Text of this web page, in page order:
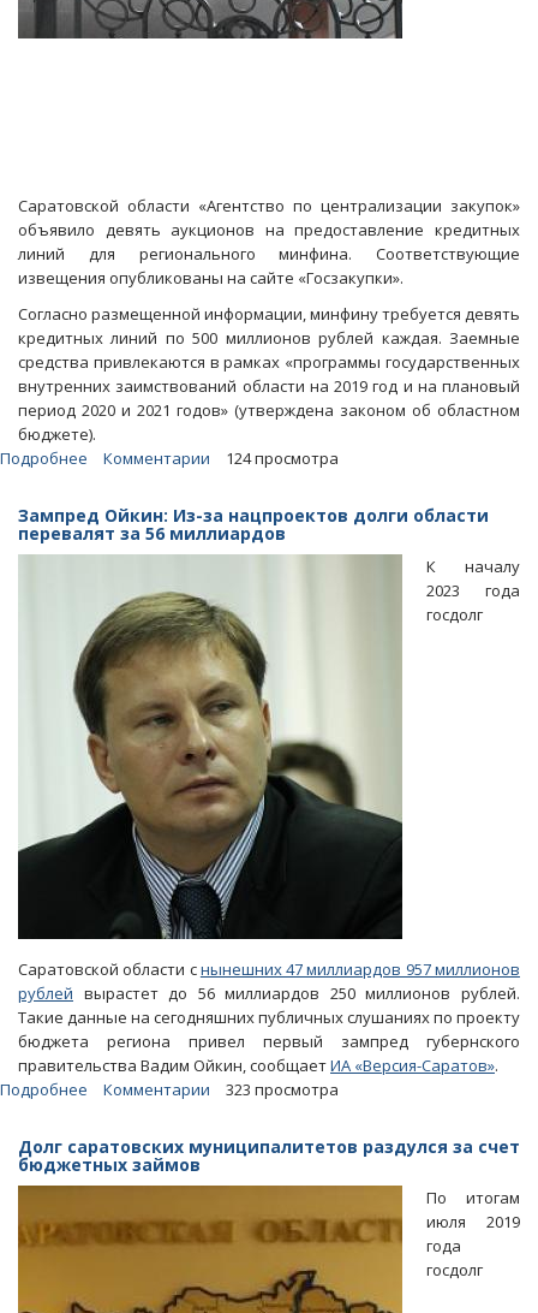
Саратовской области «Агентство по централизации закупок»
объявило девять аукционов на предоставление кредитных
линий для регионального минфина. Соответствующие
извещения опубликованы на сайте «Госзакупки».
Согласно размещенной информации, минфину требуется девять
кредитных линий по 500 миллионов рублей каждая. Заемные
средства привлекаются в рамках «программы государственных
внутренних заимствований области на 2019 год и на плановый
период 2020 и 2021 годов» (утверждена законом об областном
бюджете).
Подробнее
минфин
берет
в
миллиарда
рублей
Комментарии 124 просмотра
Зампред Ойкин: Из-за нацпроектов долги области
перевалят за 56 миллиардов
К началу
2023 года
госдолг
Саратовской области снынешних 47 миллиардов 957 миллионов
рублей вырастет до 56 миллиардов 250 миллионов рублей.
Такие данные на сегодняшних публичных слушаниях по проекту
бюджета региона привел первый зампред губернского
правительства Вадим Ойкин, сообщаетИА «Версия-Саратов».
Подробнее
Из-
за
за
Комментарии 323 просмотра
Долг саратовских муниципалитетов раздулся за счет
бюджетных займов
По итогам
июля 2019
года
госдолг